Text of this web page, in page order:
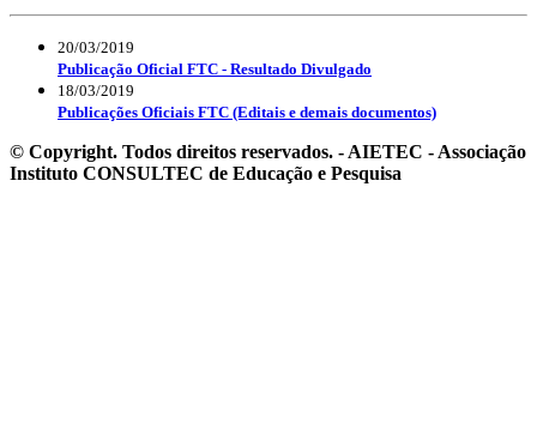
20/03/2019
Publicação Oficial FTC - Resultado Divulgado
18/03/2019
Publicações Oficiais FTC (Editais e demais documentos)
© Copyright. Todos direitos reservados. - AIETEC - Associação
Instituto CONSULTEC de Educação e Pesquisa